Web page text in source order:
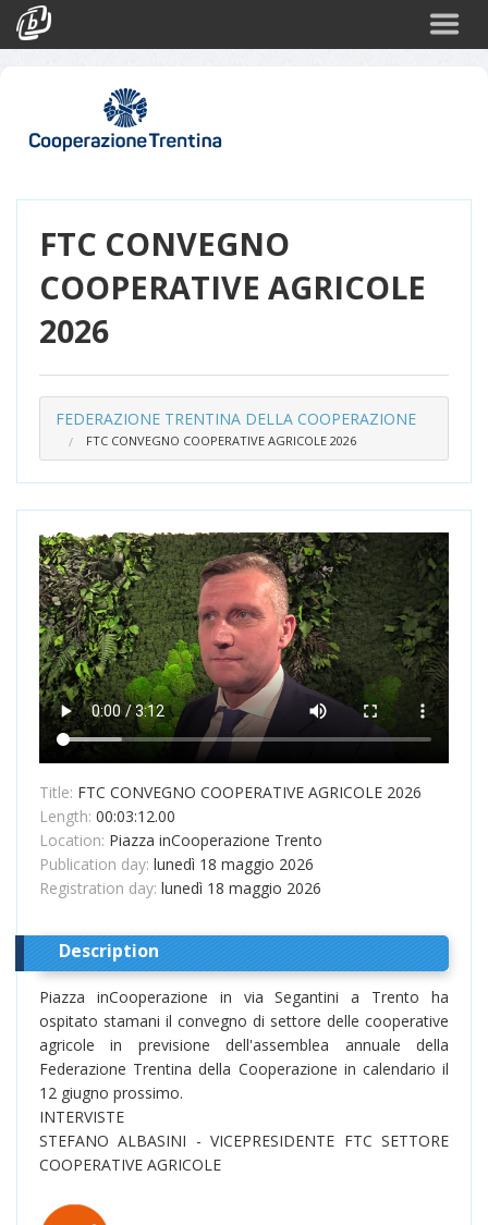
Login
FTC CONVEGNO
COOPERATIVE AGRICOLE
2026
FEDERAZIONE TRENTINA DELLA COOPERAZIONE
FTC CONVEGNO COOPERATIVE AGRICOLE 2026
Title: FTC CONVEGNO COOPERATIVE AGRICOLE 2026
Length: 00:03:12.00
Location: Piazza inCooperazione Trento
Publication day: lunedì 18 maggio 2026
Registration day: lunedì 18 maggio 2026
Description
Piazza inCooperazione in via Segantini a Trento ha
ospitato stamani il convegno di settore delle cooperative
agricole in previsione dell'assemblea annuale della
Federazione Trentina della Cooperazione in calendario il
12 giugno prossimo.
INTERVISTE
STEFANO ALBASINI - VICEPRESIDENTE FTC SETTORE
COOPERATIVE AGRICOLE